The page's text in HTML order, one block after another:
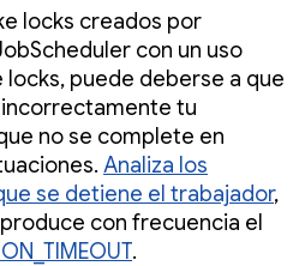
locks creados por
con un uso
locks, puede deberse a que
tu
no se complete en
Analiza los
se detiene el trabajador,
con frecuencia el
.